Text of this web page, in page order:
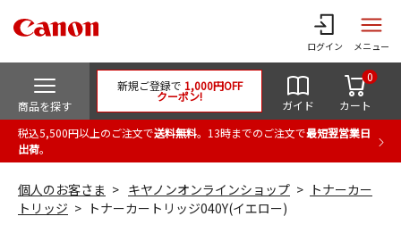
ログイン メニュー
商品を探す
新規ご登録で 1,000円OFF
クーポン!
ガイド カート
0
税込5,500円以上のご注文で送料無料。13時までのご注文で最短翌営業日
出荷。
個人のお客さま キヤノンオンラインショップ
トナーカー
トリッジ
トナーカートリッジ040Y(イエロー)